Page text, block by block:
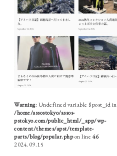
Warning: Undefined variable $post_id in
/home/assostokyo/assos-
pstokyo.com/public_html/_app/wp-
content/themes/apst/template-
parts/blog/popular.phpon line 46
2024.09.15